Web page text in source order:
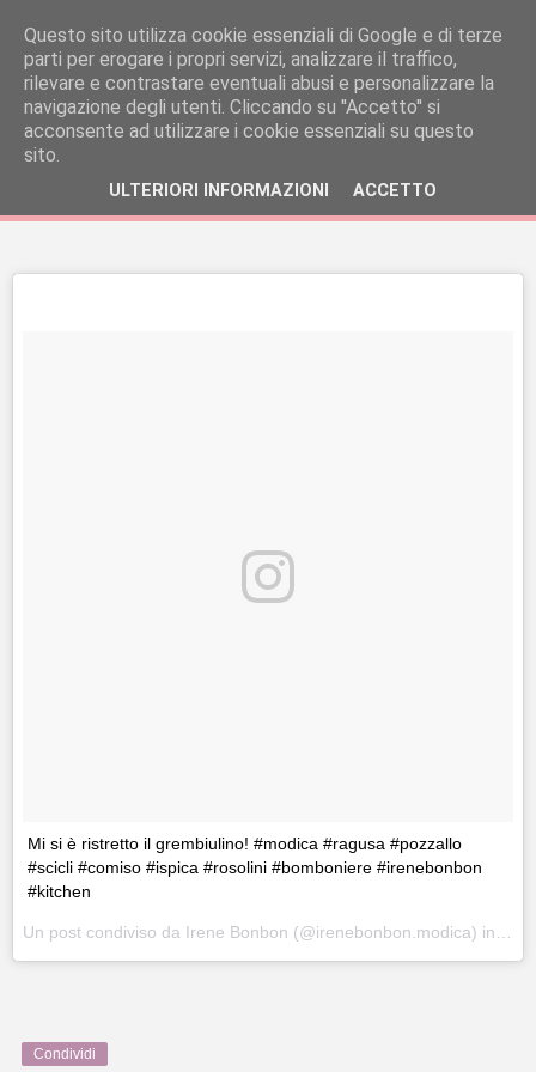
Mi si è ristretto il grembiulino! #modica #ragusa #pozzallo
#scicli #comiso #ispica #rosolini #bomboniere #irenebonbon
#kitchen
Condividi
Questo sito utilizza cookie essenziali di Google e di terze
parti per erogare i propri servizi, analizzare il traffico,
rilevare e contrastare eventuali abusi e personalizzare la
navigazione degli utenti. Cliccando su ''Accetto'' si
acconsente ad utilizzare i cookie essenziali su questo
sito.
ULTERIORI INFORMAZIONI ACCETTO